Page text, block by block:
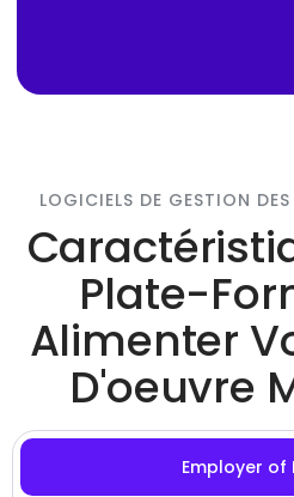
LOGICIELS DE GESTION
Plate-
Alimenter
D'oeuvre
Employer of